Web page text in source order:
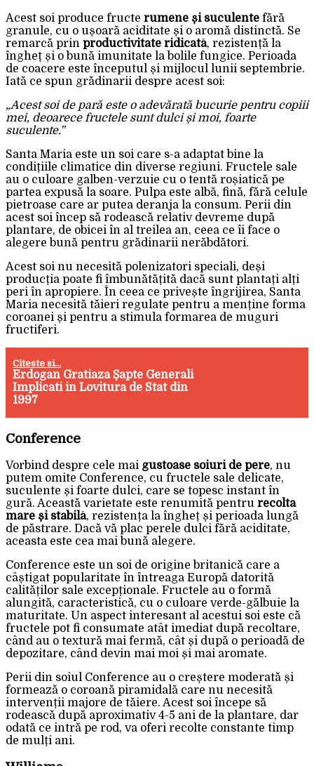
Acest soi produce fructe rumene și suculente fără
granule, cu o ușoară aciditate și o aromă distinctă. Se
remarcă prin productivitate ridicată, rezistență la
îngheț și o bună imunitate la bolile fungice. Perioada
de coacere este începutul și mijlocul lunii septembrie.
Iată ce spun grădinarii despre acest soi:
„Acest soi de pară este o adevărată bucurie pentru copiii
mei, deoarece fructele sunt dulci și moi, foarte
suculente.”
Santa Maria este un soi care s-a adaptat bine la
condițiile climatice din diverse regiuni. Fructele sale
au o culoare galben-verzuie cu o tentă roșiatică pe
partea expusă la soare. Pulpa este albă, fină, fără celule
pietroase care ar putea deranja la consum. Perii din
acest soi încep să rodească relativ devreme după
plantare, de obicei în al treilea an, ceea ce îi face o
alegere bună pentru grădinarii nerăbdători.
Acest soi nu necesită polenizatori speciali, deși
producția poate fi îmbunătățită dacă sunt plantați alți
peri în apropiere. În ceea ce privește îngrijirea, Santa
Maria necesită tăieri regulate pentru a menține forma
coroanei și pentru a stimula formarea de muguri
fructiferi.
Citeste si...
Erdogan Gratiaza Șapte Generali
Implicati in Lovitura de Stat din
1997
Conference
Vorbind despre cele mai gustoase soiuri de pere, nu
putem omite Conference, cu fructele sale delicate,
suculente și foarte dulci, care se topesc instant în
gură. Această varietate este renumită pentru recolta
mare și stabilă, rezistența la îngheț și perioada lungă
de păstrare. Dacă vă plac perele dulci fără aciditate,
aceasta este cea mai bună alegere.
Conference este un soi de origine britanică care a
câștigat popularitate în întreaga Europă datorită
calităților sale excepționale. Fructele au o formă
alungită, caracteristică, cu o culoare verde-gălbuie la
maturitate. Un aspect interesant al acestui soi este că
fructele pot fi consumate atât imediat după recoltare,
când au o textură mai fermă, cât și după o perioadă de
depozitare, când devin mai moi și mai aromate.
Perii din soiul Conference au o creștere moderată și
formează o coroană piramidală care nu necesită
intervenții majore de tăiere. Acest soi începe să
rodească după aproximativ 4-5 ani de la plantare, dar
odată ce intră pe rod, va oferi recolte constante timp
de mulți ani.